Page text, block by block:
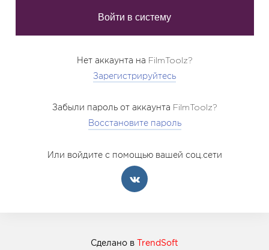
Нет аккаунта на FilmToolz?
Зарегистрируйтесь
Забыли пароль от аккаунта FilmToolz?
Восстановите пароль
Или войдите с помощью вашей соц.сети
Сделано в TrendSoft